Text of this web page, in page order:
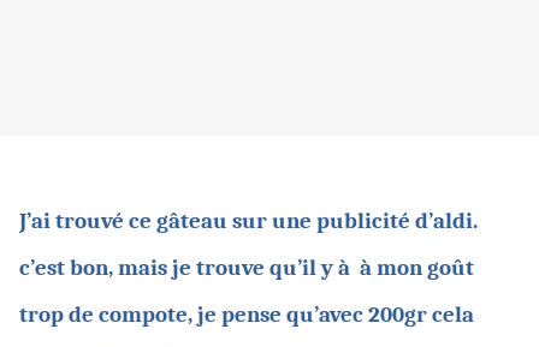
J’ai trouvé ce gâteau sur une publicité d’aldi.
c’est bon, mais je trouve qu’il y à à mon goût
trop de compote, je pense qu’avec 200gr cela